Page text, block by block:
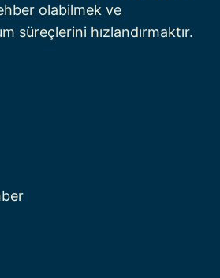
olabilmek ve
süreçlerini hızlandırmaktır.